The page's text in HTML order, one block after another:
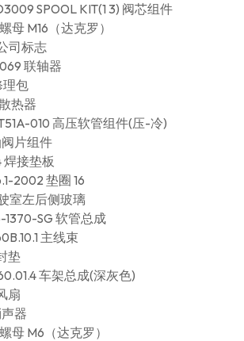
SPOOL KIT(1 3) 阀芯组件
母 M16（达克罗）
司标志
联轴器
理包
热器
010 高压软管组件(压-冷)
阀片组件
焊接垫板
2002 垫圈 16
室左后侧玻璃
1370-SG 软管总成
主线束
垫
车架总成(深灰色)
扇
器
母 M6（达克罗）